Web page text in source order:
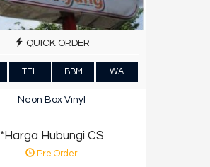
QUICK ORDER
TEL BBM WA
Neon Box Vinyl
*Harga Hubungi CS
Pre Order